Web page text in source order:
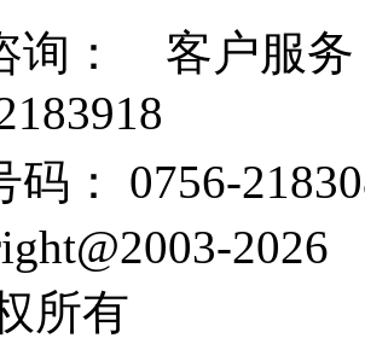
询：
客户服务
码： 0756-
所有